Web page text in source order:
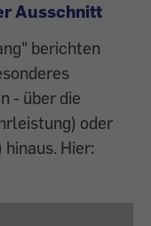
Ausschnitt
berichten
- über die
oder
Hier: